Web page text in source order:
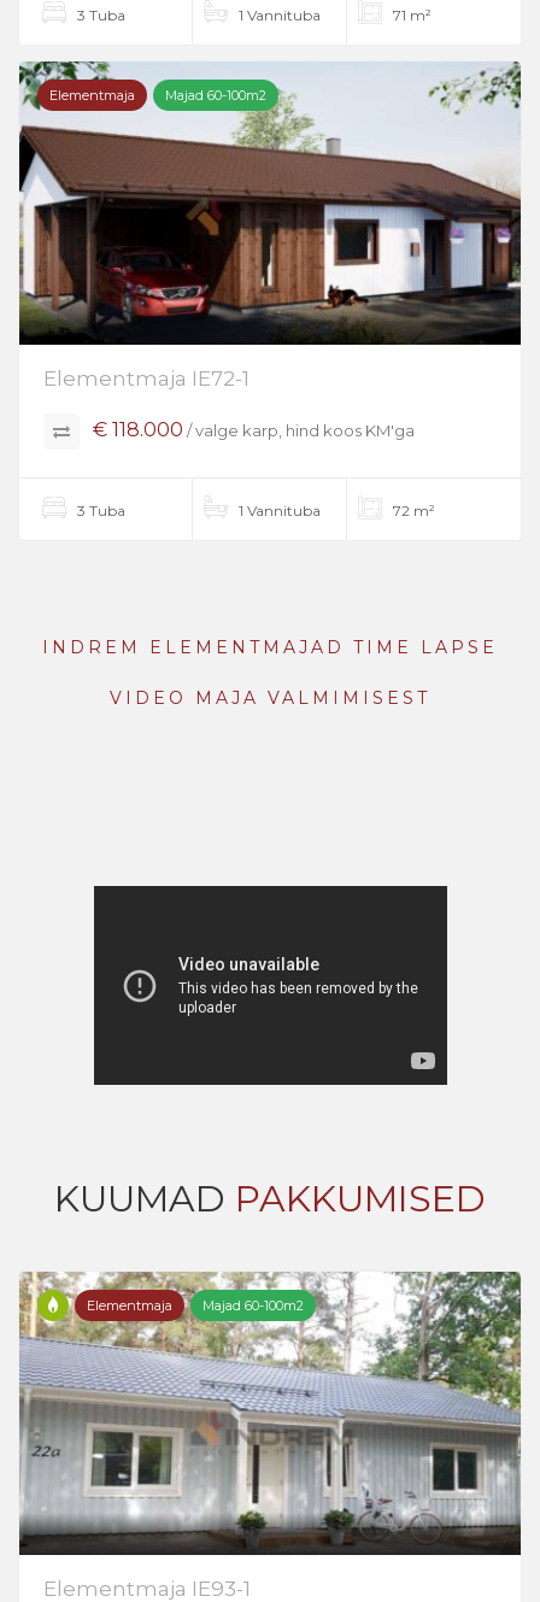
3 Tuba 1 Vannituba 71 m²
Elementmaja Majad 60-100m2
Elementmaja IE72-1
€ 118.000 / valge karp, hind koos KM'ga
3 Tuba 1 Vannituba 72 m²
INDREM ELEMENTMAJAD TIME LAPSE
VIDEO MAJA VALMIMISEST
KUUMAD PAKKUMISED
Elementmaja Majad 60-100m2
Elementmaja IE93-1